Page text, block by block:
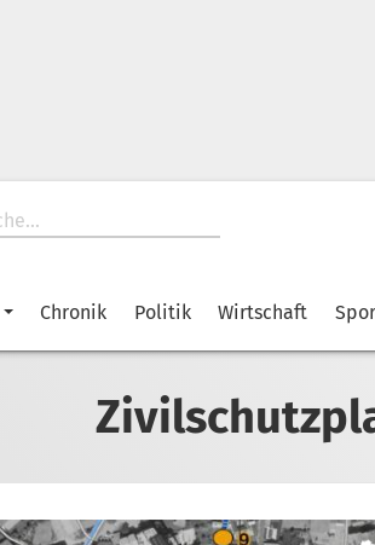
Chronik Politik Wirtschaft